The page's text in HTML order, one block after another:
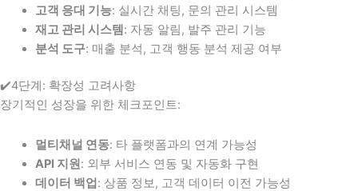
고객 응대 기능: 실시간 채팅, 문의 관리 시스템
재고 관리 시스템 : 자동 알림, 발주 관리 기능
분석 도구: 매출 분석, 고객 행동 분석 제공 여부
✔️4단계: 확장성 고려사항
장기적인 성장을 위한 체크포인트:
멀티채널 연동: 타 플랫폼과의 연계 가능성
API 지원 : 외부 서비스 연동 및 자동화 구현
데이터 백업 : 상품 정보, 고객 데이터 이전 가능성